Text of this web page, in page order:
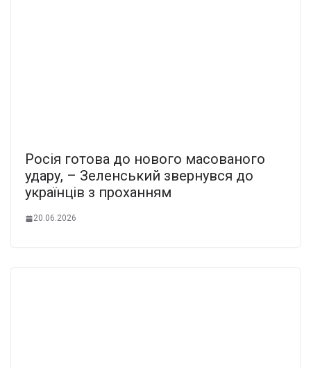
Росія готова до нового масованого
удару, – Зеленський звернувся до
українців з проханням
20.06.2026